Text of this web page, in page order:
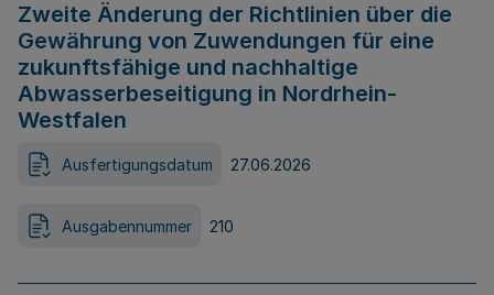
Zweite Änderung der Richtlinien über die
Gewährung von Zuwendungen für eine
zukunftsfähige und nachhaltige
Abwasserbeseitigung in Nordrhein-
Westfalen
Ausfertigungsdatum 27.06.2026
Ausgabennummer 210